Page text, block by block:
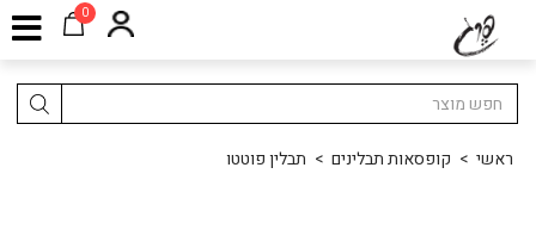
0
ראשי > קופסאות תבלינים > תבלין פוטטו